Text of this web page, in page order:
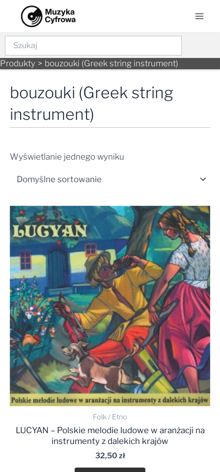
content
Szukaj
Produkty bouzouki (Greek string instrument)
bouzouki (Greek string
instrument)
Wyświetlanie jednego wyniku
Folk / Etno
LUCYAN – Polskie melodie ludowe w aranżacji na
instrumenty z dalekich krajów
32,50 zł